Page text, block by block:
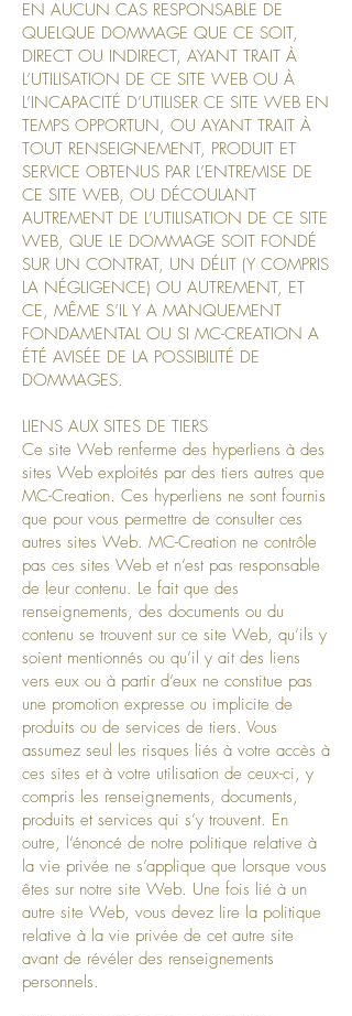
EN AUCUN CAS RESPONSABLE DE
QUELQUE DOMMAGE QUE CE SOIT,
DIRECT OU INDIRECT, AYANT TRAIT À
L’UTILISATION DE CE SITE WEB OU À
L’INCAPACITÉ D’UTILISER CE SITE WEB EN
TEMPS OPPORTUN, OU AYANT TRAIT À
TOUT RENSEIGNEMENT, PRODUIT ET
SERVICE OBTENUS PAR L’ENTREMISE DE
CE SITE WEB, OU DÉCOULANT
AUTREMENT DE L’UTILISATION DE CE SITE
WEB, QUE LE DOMMAGE SOIT FONDÉ
SUR UN CONTRAT, UN DÉLIT (Y COMPRIS
LA NÉGLIGENCE) OU AUTREMENT, ET
CE, MÊME S’IL Y A MANQUEMENT
FONDAMENTAL OU SI MC-CREATION A
ÉTÉ AVISÉE DE LA POSSIBILITÉ DE
DOMMAGES.
LIENS AUX SITES DE TIERS
Ce site Web renferme des hyperliens à des
sites Web exploités par des tiers autres que
MC-Creation. Ces hyperliens ne sont fournis
que pour vous permettre de consulter ces
autres sites Web. MC-Creation ne contrôle
pas ces sites Web et n’est pas responsable
de leur contenu. Le fait que des
renseignements, des documents ou du
contenu se trouvent sur ce site Web, qu’ils y
soient mentionnés ou qu’il y ait des liens
vers eux ou à partir d’eux ne constitue pas
une promotion expresse ou implicite de
produits ou de services de tiers. Vous
assumez seul les risques liés à votre accès à
ces sites et à votre utilisation de ceux-ci, y
compris les renseignements, documents,
produits et services qui s’y trouvent. En
outre, l’énoncé de notre politique relative à
la vie privée ne s’applique que lorsque vous
êtes sur notre site Web. Une fois lié à un
autre site Web, vous devez lire la politique
relative à la vie privée de cet autre site
avant de révéler des renseignements
personnels.